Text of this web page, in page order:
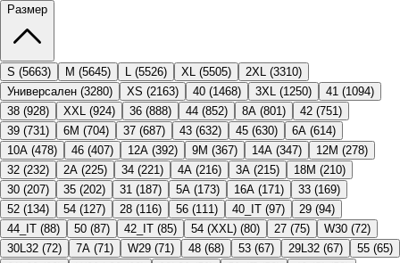
Размер
S (5663) M (5645) L (5526) XL (5505) 2XL (3310)
Универсален (3280) XS (2163) 40 (1468) 3XL (1250) 41 (1094)
38 (928) XXL (924) 36 (888) 44 (852) 8A (801) 42 (751)
39 (731) 6M (704) 37 (687) 43 (632) 45 (630) 6A (614)
10A (478) 46 (407) 12A (392) 9M (367) 14A (347) 12M (278)
32 (232) 2A (225) 34 (221) 4A (216) 3A (215) 18M (210)
30 (207) 35 (202) 31 (187) 5A (173) 16A (171) 33 (169)
52 (134) 54 (127) 28 (116) 56 (111) 40_IT (97) 29 (94)
44_IT (88) 50 (87) 42_IT (85) 54 (XXL) (80) 27 (75) W30 (72)
30L32 (72) 7A (71) W29 (71) 48 (68) 53 (67) 29L32 (67) 55 (65)